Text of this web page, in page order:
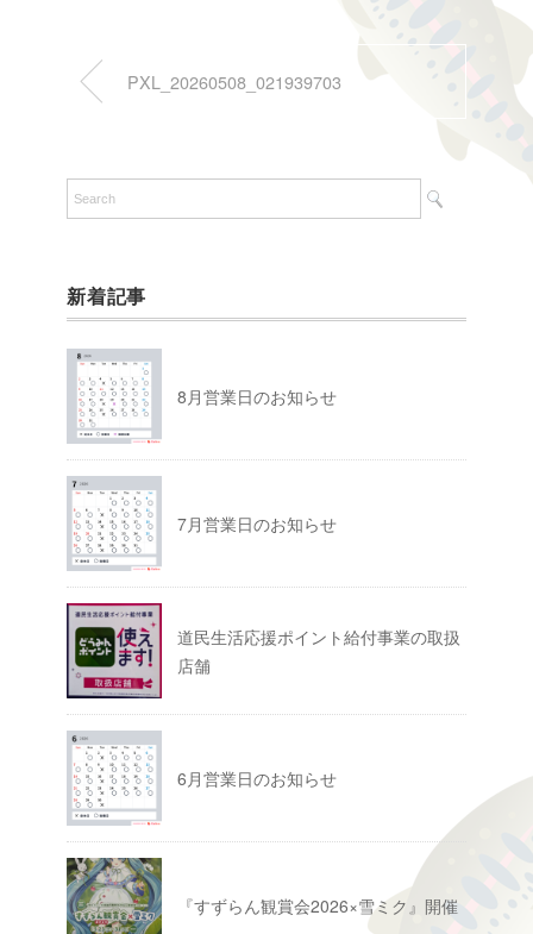
PXL_20260508_021939703
新着記事
8月営業日のお知らせ
7月営業日のお知らせ
道民生活応援ポイント給付事業の取扱
店舗
6月営業日のお知らせ
『すずらん観賞会2026×雪ミク』開催